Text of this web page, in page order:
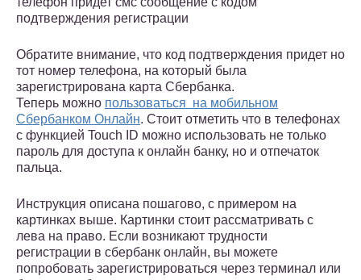
подтверждения регистрации
Обратите внимание, что код подтверждения придет но
тот номер телефона, на который была
зарегистрирована карта Сбербанка.
Теперь можно пользоваться на мобильном
Сбербанком Онлайн. Стоит отметить что в телефонах
с функцией Touch ID можно использовать не только
пароль для доступа к онлайн банку, но и отпечаток
пальца.
Инструкция описана пошагово, с примером на
картинках выше. Картинки стоит рассматривать с
лева на право. Если возникают трудности
регистрации в сбербанк онлайн, вы можете
попробовать зарегистрироваться через терминал или